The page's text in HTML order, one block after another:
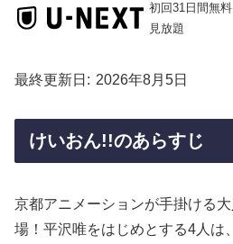
初回31日間無料
見放題
最終更新日 2026年8月5日
けいおん!!のあらすじ
京都アニメーションが手掛ける
場！平沢唯をはじめとする4人は